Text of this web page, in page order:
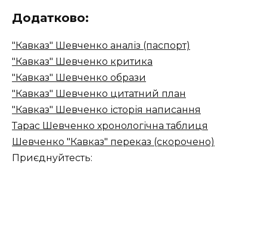
Додатково:
"Кавказ" Шевченко аналіз (паспорт)
"Кавказ" Шевченко критика
"Кавказ" Шевченко образи
"Кавказ" Шевченко цитатний план
"Кавказ" Шевченко історія написання
Тарас Шевченко хронологічна таблиця
Шевченко "Кавказ" переказ (скорочено)
Приєднуйтесть: